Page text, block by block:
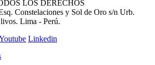
LOS DERECHOS
Constelaciones y Sol de Oro s/n Urb.
Lima - Perú.
Linkedin